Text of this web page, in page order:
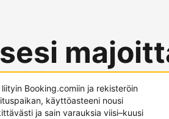
liityin Booking.comiin ja rekisteröin
käyttöasteeni nousi
ja sain varauksia viisi–kuusi